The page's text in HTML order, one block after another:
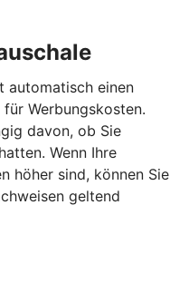
automatisch einen
Werbungskosten.
davon, ob Sie
Wenn Ihre
höher sind, können Sie
geltend